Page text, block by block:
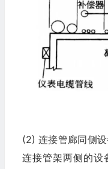
(2) 连接管廊同侧
连接管架两侧的设